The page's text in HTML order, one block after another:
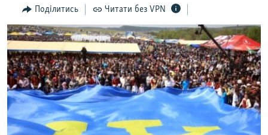
Перейти
до
пошуку
ПОГЛЯД
ІНТЕРВ'Ю
ВСЕ ЗА ДЕНЬ
СПЕЦПРОЕКТИ
ДЕПОРТАЦІЯ
ВІДЕОУРОКИ «ELIFBE»
ЯК ОБІЙТИ БЛОКУВАННЯ
Русский
Поділитись Читати без VPN